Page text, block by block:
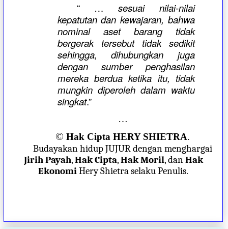
“ …sesuai nilai-nilai
kepatutan dan kewajaran, bahwa
nominal aset barang tidak
bergerak tersebut tidak sedikit
sehingga, dihubungkan juga
dengan sumber penghasilan
mereka berdua ketika itu, tidak
mungkin diperoleh dalam waktu
singkat.”
…
©Hak Cipta HERY SHIETRA.
Budayakan hidup JUJUR dengan menghargai
Jirih Payah,Hak Cipta,Hak Moril, danHak
EkonomiHery Shietra selaku Penulis.